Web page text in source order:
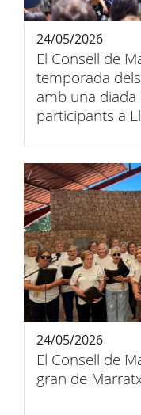
El Consell de
temporada
amb una
participants a
24/05/2026
El Consell de
gran de
24/05/2026